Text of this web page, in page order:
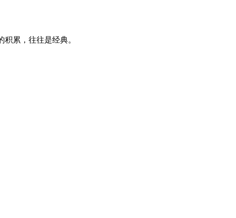
累，往往是经典。